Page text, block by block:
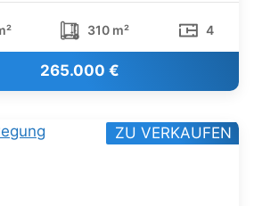
310 m² 4
265.000 €
ZU VERKAUFEN